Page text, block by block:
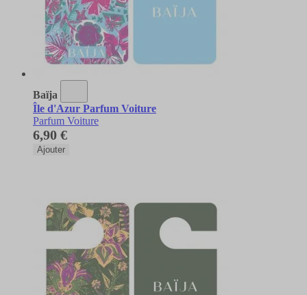
Baïja
Île d'Azur Parfum Voiture
Parfum Voiture
6,90 €
Ajouter